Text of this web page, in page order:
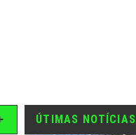
ÚTIMAS NOTÍCIAS